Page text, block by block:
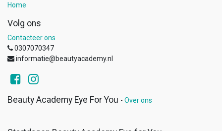
Home
Volg ons
Contacteer ons
0307070347
informatie@beautyacademy.nl
Beauty Academy Eye For You - Over ons